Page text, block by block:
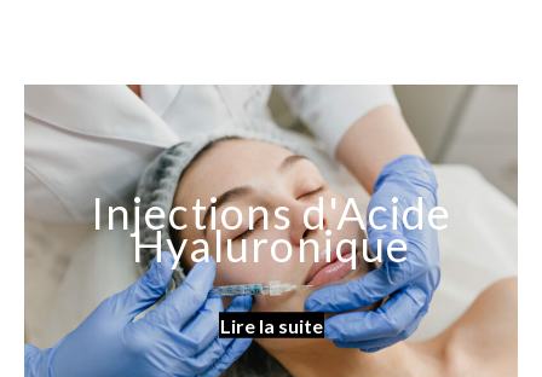
Injections d'Acide
Hyaluronique
Lire la suite